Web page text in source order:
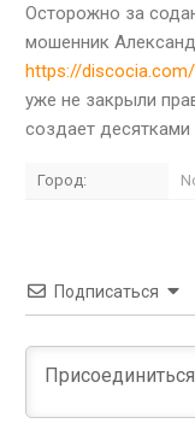
Осторожно за
мошенник
https://
уже не закрыли
создает десятками
Город:
Подписаться